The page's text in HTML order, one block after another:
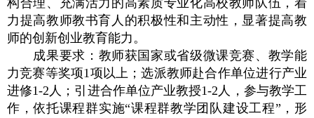
构合理、充满活力的高素质专业化高校教师队伍，着
力提高教师教书育人的积极性和主动性，显著提高教
师的创新创业教育能力。
成果要求：教师获国家或省级微课竞赛、教学能
力竞赛等奖项1项以上；选派教师赴合作单位进行产业
进修1-2 人；引进合作单位产业教授1-2 人，参与教学工
作，依托课程群实施“课程群教学团队建设工程”，形